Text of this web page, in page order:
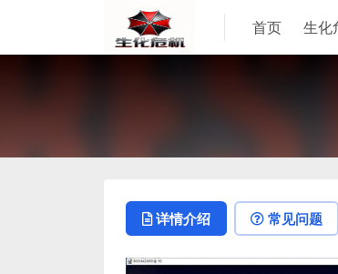
首页 生化
详情介绍 常见问题